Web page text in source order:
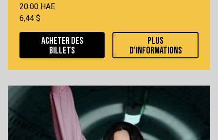
20:00 HAE
6,44 $
ACHETER DES
BILLETS
PLUS
D'INFORMATIONS